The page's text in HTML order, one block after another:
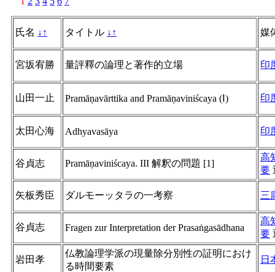
氏名 ↓ ↑ タイトル ↓ ↑ 媒
宮坂宥勝 量評釋の論理と著作的立場 印
山田一止 Pramāṇavārttika and Pramāṇaviniścaya (Ⅰ) 印
太田心海 Adhyavasāya 印
谷貞志 Pramāṇaviniścaya. III 解釈の問題 [1]
高
要
矢板秀臣 ダルモーッタラの一考察 三
谷貞志 Fragen zur Interpretation der Prasaṅgasādhana
高
要
岩田孝
仏教論理学派の現量除分別性の証明におけ
る時間要素
日